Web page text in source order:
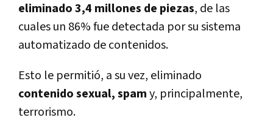
eliminado 3,4 millones de piezas, de las
cuales un 86% fue detectada por su sistema
automatizado de contenidos.
Esto le permitió, a su vez, eliminado
contenido sexual, spamy, principalmente,
terrorismo.